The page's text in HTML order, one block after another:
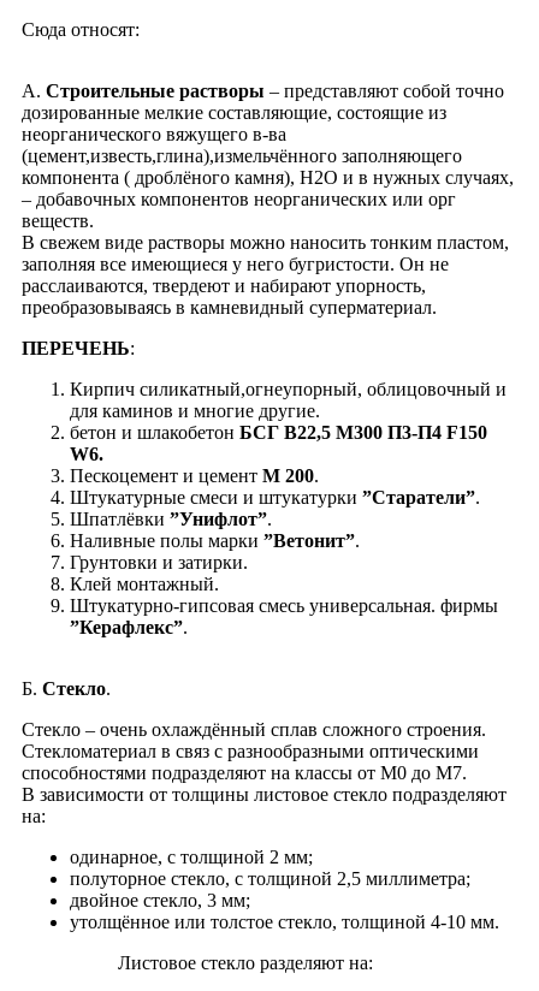
Cюда относят:
А. Строительные растворы – представляют собой точно
дозированные мелкие составляющие, состоящие из
неорганического вяжущего в-ва
(цемент,известь,глина),измельчённого заполняющего
компонента ( дроблёного камня), Н2О и в нужных случаях,
– добавочных компонентов неорганических или орг
веществ.
В свежем виде растворы можно наносить тонким пластом,
заполняя все имеющиеся у него бугристости. Он не
расслаиваются, твердеют и набирают упорность,
преобразовываясь в камневидный суперматериал.
ПЕРЕЧЕНЬ:
Кирпич силикатный,огнеупорный, облицовочный и
для каминов и многие другие.
бетон и шлакобетон БСГ В22,5 М300 П3-П4 F150
W6.
Пескоцемент и цемент М 200.
Штукатурные смеси и штукатурки ”Старатели”.
Шпатлёвки ”Унифлот”.
Наливные полы марки ”Ветонит”.
Грунтовки и затирки.
Клей монтажный.
Штукатурно-гипсовая смесь универсальная. фирмы
”Керафлекс”.
Б. Стекло.
Cтекло – очень охлаждённый сплав сложного строения.
Стекломатериал в связ с разнообразными оптическими
способностями подразделяют на классы от М0 до М7.
В зависимости от толщины листовое стекло подразделяют
на:
одинарное, с толщиной 2 мм;
полуторное стекло, с толщиной 2,5 миллиметра;
двойное стекло, 3 мм;
утолщённое или толстое стекло, толщиной 4-10 мм.
Листовое стекло разделяют на: